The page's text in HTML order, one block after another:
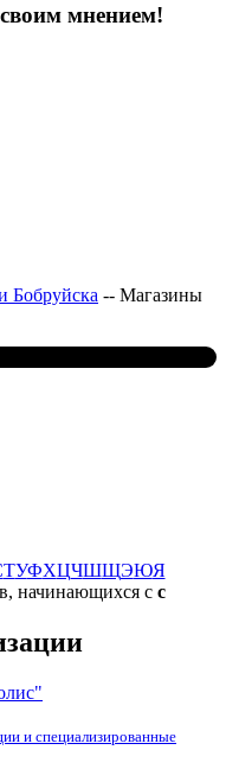
мнением!
Бобруйска -- Магазины
ТУФХЦЧШЩЭЮЯ
начинающихся с с
и специализированные